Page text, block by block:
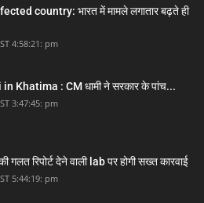
country: भारत में मामले लगातार बढ़ते ही
4:58:21: pm
Khatima : CM धामी ने सरकार के पांच...
3:47:45: pm
गलत रिपोर्ट देने वाली lab पर होगी सख्त कारवाई
5:44:19: pm